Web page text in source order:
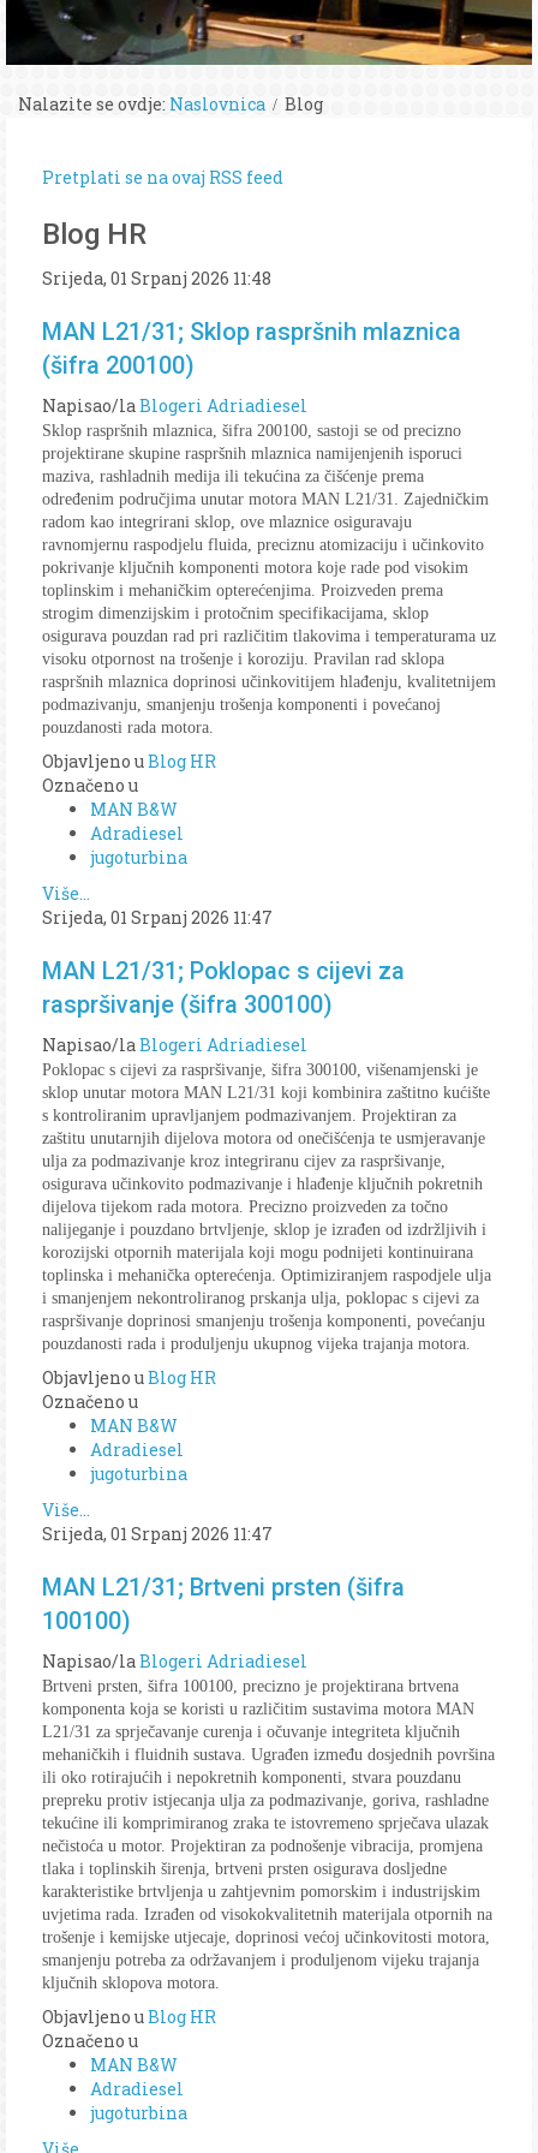
Nalazite se ovdje: Naslovnica Blog
Pretplati se na ovaj RSS feed
Blog HR
Srijeda, 01 Srpanj 2026 11:48
MAN L21/31; Sklop raspršnih mlaznica
(šifra 200100)
Napisao/laBlogeri Adriadiesel
Sklop raspršnih mlaznica, šifra 200100, sastoji se od precizno
projektirane skupine raspršnih mlaznica namijenjenih isporuci
maziva, rashladnih medija ili tekućina za čišćenje prema
određenim područjima unutar motora MAN L21/31. Zajedničkim
radom kao integrirani sklop, ove mlaznice osiguravaju
ravnomjernu raspodjelu fluida, preciznu atomizaciju i učinkovito
pokrivanje ključnih komponenti motora koje rade pod visokim
toplinskim i mehaničkim opterećenjima. Proizveden prema
strogim dimenzijskim i protočnim specifikacijama, sklop
osigurava pouzdan rad pri različitim tlakovima i temperaturama uz
visoku otpornost na trošenje i koroziju. Pravilan rad sklopa
raspršnih mlaznica doprinosi učinkovitijem hlađenju, kvalitetnijem
podmazivanju, smanjenju trošenja komponenti i povećanoj
pouzdanosti rada motora.
Objavljeno uBlog HR
Označeno u
MAN B&W
Adradiesel
jugoturbina
Više...
Srijeda, 01 Srpanj 2026 11:47
MAN L21/31; Poklopac s cijevi za
raspršivanje (šifra 300100)
Napisao/laBlogeri Adriadiesel
Poklopac s cijevi za raspršivanje, šifra 300100, višenamjenski je
sklop unutar motora MAN L21/31 koji kombinira zaštitno kućište
s kontroliranim upravljanjem podmazivanjem. Projektiran za
zaštitu unutarnjih dijelova motora od onečišćenja te usmjeravanje
ulja za podmazivanje kroz integriranu cijev za raspršivanje,
osigurava učinkovito podmazivanje i hlađenje ključnih pokretnih
dijelova tijekom rada motora. Precizno proizveden za točno
nalijeganje i pouzdano brtvljenje, sklop je izrađen od izdržljivih i
korozijski otpornih materijala koji mogu podnijeti kontinuirana
toplinska i mehanička opterećenja. Optimiziranjem raspodjele ulja
i smanjenjem nekontroliranog prskanja ulja, poklopac s cijevi za
raspršivanje doprinosi smanjenju trošenja komponenti, povećanju
pouzdanosti rada i produljenju ukupnog vijeka trajanja motora.
Objavljeno uBlog HR
Označeno u
MAN B&W
Adradiesel
jugoturbina
Više...
Srijeda, 01 Srpanj 2026 11:47
MAN L21/31; Brtveni prsten (šifra
100100)
Napisao/laBlogeri Adriadiesel
Brtveni prsten, šifra 100100, precizno je projektirana brtvena
komponenta koja se koristi u različitim sustavima motora MAN
L21/31 za sprječavanje curenja i očuvanje integriteta ključnih
mehaničkih i fluidnih sustava. Ugrađen između dosjednih površina
ili oko rotirajućih i nepokretnih komponenti, stvara pouzdanu
prepreku protiv istjecanja ulja za podmazivanje, goriva, rashladne
tekućine ili komprimiranog zraka te istovremeno sprječava ulazak
nečistoća u motor. Projektiran za podnošenje vibracija, promjena
tlaka i toplinskih širenja, brtveni prsten osigurava dosljedne
karakteristike brtvljenja u zahtjevnim pomorskim i industrijskim
uvjetima rada. Izrađen od visokokvalitetnih materijala otpornih na
trošenje i kemijske utjecaje, doprinosi većoj učinkovitosti motora,
smanjenju potreba za održavanjem i produljenom vijeku trajanja
ključnih sklopova motora.
Objavljeno uBlog HR
Označeno u
MAN B&W
Adradiesel
jugoturbina